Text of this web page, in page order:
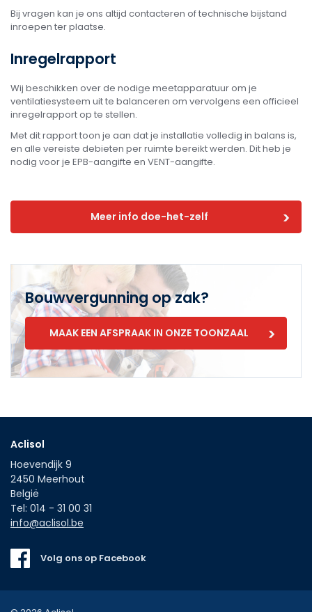
Bij vragen kan je ons altijd contacteren of technische bijstand
inroepen ter plaatse.
Inregelrapport
Wij beschikken over de nodige meetapparatuur om je
ventilatiesysteem uit te balanceren om vervolgens een officieel
inregelrapport op te stellen.
Met dit rapport toon je aan dat je installatie volledig in balans is,
en alle vereiste debieten per ruimte bereikt werden. Dit heb je
nodig voor je EPB-aangifte en VENT-aangifte.
Meer info doe-het-zelf
Bouwvergunning op zak?
MAAK EEN AFSPRAAK IN ONZE TOONZAAL
Aclisol
Hoevendijk 9
2450 Meerhout
België
Tel: 014 - 31 00 31
info@aclisol.be
Volg ons op Facebook